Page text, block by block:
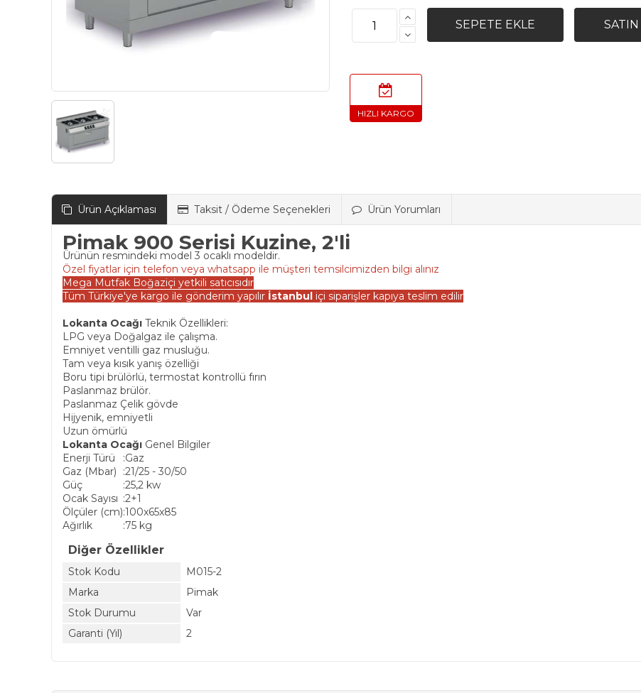
Ürün Açıklaması Taksit / Ödeme Seçenekleri Ürün Yorumları
Pimak 900 Serisi Kuzine, 2'li
Ürünün resmindeki model 3 ocaklı modeldir.
Özel fiyatlar için telefon veya whatsapp ile müşteri temsilcimizden bilgi alınız
Mega Mutfak Boğaziçi yetkili satıcısıdır
Tüm Türkiye'ye kargo ile gönderim yapılır İstanbul içi siparişler kapıya teslim edilir
Lokanta Ocağı Teknik Özellikleri:
LPG veya Doğalgaz ile çalışma.
Emniyet ventilli gaz musluğu.
Tam veya kısık yanış özelliği
Boru tipi brülörlü, termostat kontrollü fırın
Paslanmaz brülör.
Paslanmaz Çelik gövde
Hijyenik, emniyetli
Uzun ömürlü
Lokanta Ocağı Genel Bilgiler
Enerji Türü
:Gaz
Gaz (Mbar)
:21/25 - 30/50
Güç
:25,2 kw
Ocak Sayısı :2+1
Ölçüler (cm):100x65x85
Ağırlık
:75 kg
Diğer Özellikler
Stok Kodu
M015-2
Marka
Pimak
Stok Durumu
Var
Garanti (Yıl)
2